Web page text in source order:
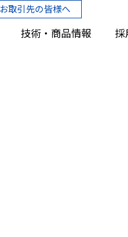
お取引先の皆様へ
技術・商品情報 採